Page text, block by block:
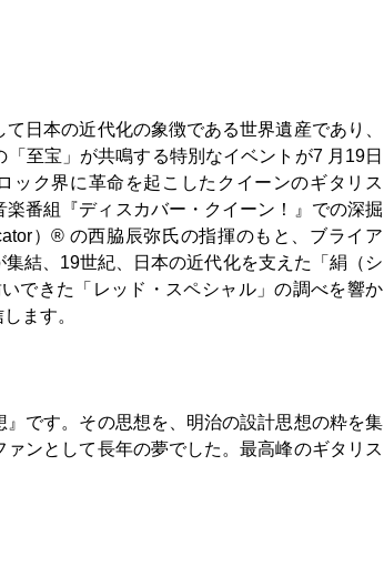
日本の近代化の象徴である世界遺産であり、
至宝」が共鳴する特別なイベントが7 月19日
ック界に革命を起こしたクイーンのギタリス
番組『ディスカバー・クイーン！』での深掘
）® の西脇辰弥氏の指揮のもと、ブライア
結、19世紀、日本の近代化を支えた「絹（シ
できた「レッド・スペシャル」の調べを響か
ます。
です。その思想を、明治の設計思想の粋を集
ンとして長年の夢でした。最高峰のギタリス